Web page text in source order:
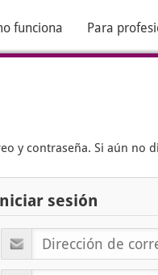
funciona Para
y contraseña. Si aún no
sesión